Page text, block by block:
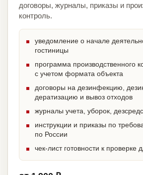
договоры, журналы, приказы и
контроль.
уведомление о начале
гостиницы
программа производственного
с учетом формата объекта
договоры на дезинфекцию,
дератизацию и вывоз отходов
журналы учета, уборок,
инструкции и приказы по
по России
чек-лист готовности к проверке